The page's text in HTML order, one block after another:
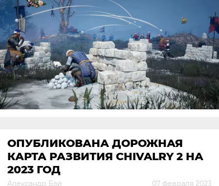
ОПУБЛИКОВАНА ДОРОЖНАЯ
КАРТА РАЗВИТИЯ CHIVALRY 2 НА
2023 ГОД
Александр Бэй 07 февраля 2023